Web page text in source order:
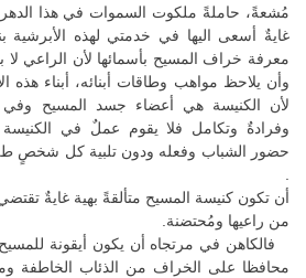
مُشعةً، حاملةً ملكوت السموات في هذا الدهر
غايةٌ أسعى اليها في خدمتي لهذه الأبرشية
معرفة خراف المسيح بأسمائها لأن الراعي لا
وأن يلاحظ مواهب وطاقات أبنائه، أبناء هذه
لأن الكنيسة هي أعضاء جسد المسيح وفي
وفرادةٌ وتكامل فلا يقوم عملٌ في
حضور الشباب وفعله ودون تلبية كل شخصٍ
.
أن تكون كنيسة المسيح متألقةً بهية غايةٌ
من راعيها ومُحتضنة.
فالكاهن في مرتجاه أن يكون أيقونة
محافظا على الخراف من الذئاب الخاطفة